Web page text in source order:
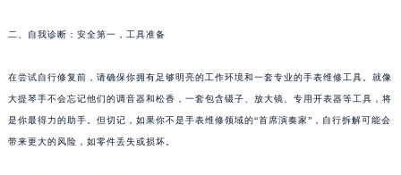
二、自我诊断：安全第一，工具准备
在尝试自行修复前，请确保你拥有足够明亮的工作环境和一套专业的手表维修工具。就像
大提琴手不会忘记他们的调音器和松香，一套包含镊子、放大镜、专用开表器等工具，将
是你最得力的助手。但切记，如果你不是手表维修领域的“首席演奏家”，自行拆解可能会
带来更大的风险，如零件丢失或损坏。